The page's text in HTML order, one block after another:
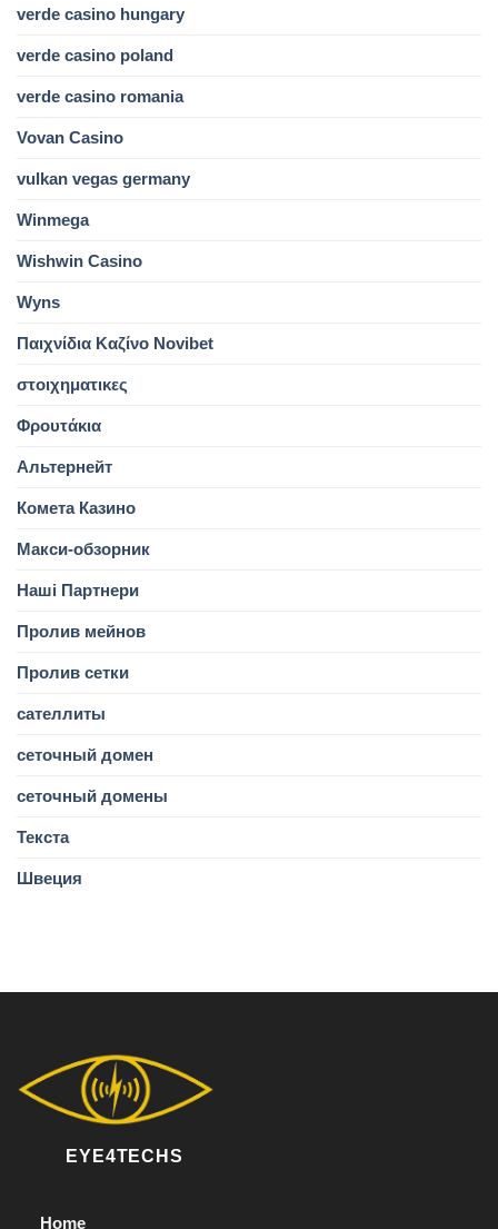
verde casino hungary
verde casino poland
verde casino romania
Vovan Casino
vulkan vegas germany
Winmega
Wishwin Casino
Wyns
Παιχνίδια Καζίνο Novibet
στοιχηματικες
Φρουτάκια
Альтернейт
Комета Казино
Макси-обзорник
Наші Партнери
Пролив мейнов
Пролив сетки
сателлиты
сеточный домен
сеточный домены
Текста
Швеция
EYE4TECHS
Home